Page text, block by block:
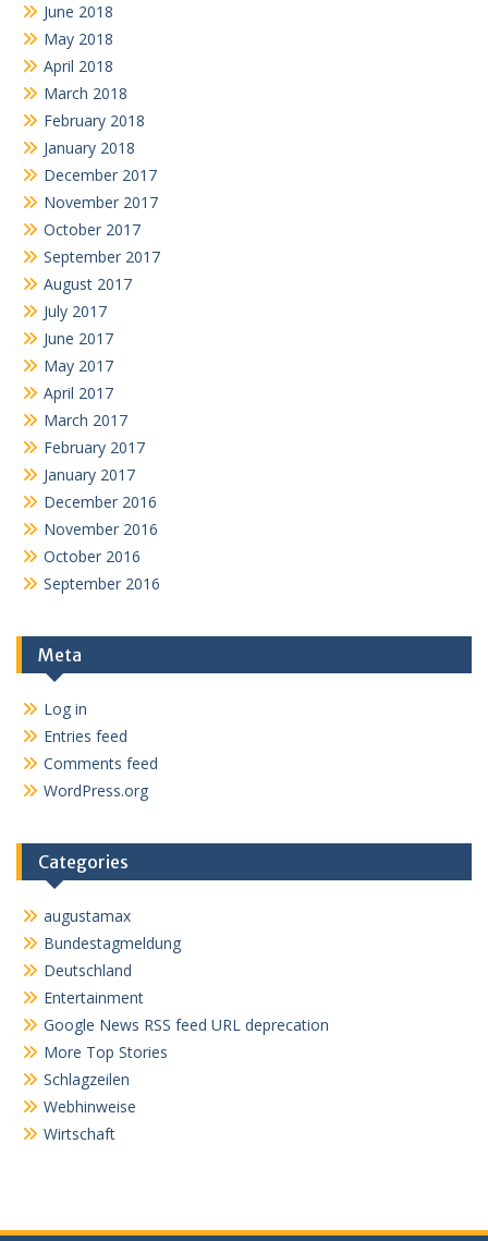
June 2018
May 2018
April 2018
March 2018
February 2018
January 2018
December 2017
November 2017
October 2017
September 2017
August 2017
July 2017
June 2017
May 2017
April 2017
March 2017
February 2017
January 2017
December 2016
November 2016
October 2016
September 2016
Meta
Log in
Entries feed
Comments feed
WordPress.org
Categories
augustamax
Bundestagmeldung
Deutschland
Entertainment
Google News RSS feed URL deprecation
More Top Stories
Schlagzeilen
Webhinweise
Wirtschaft